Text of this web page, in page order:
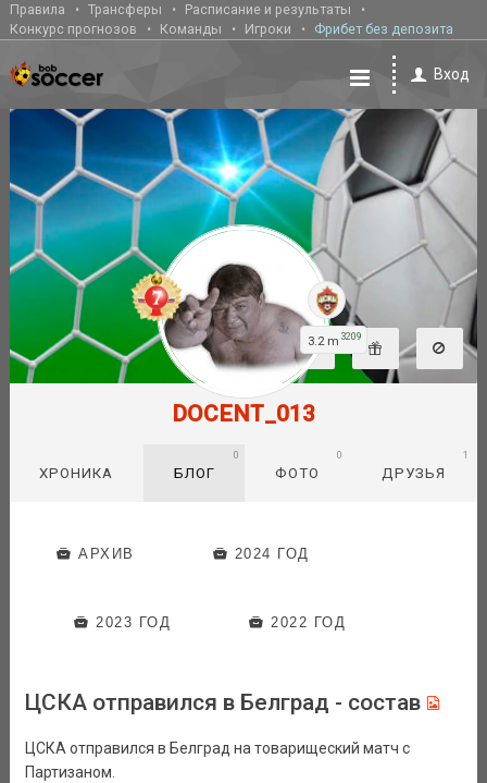
Правила Трансферы
Расписание и результаты
Конкурс прогнозов
Команды Игроки Фрибет без депозита
Вход
3.2 m 3209
DOCENT_013
ХРОНИКА БЛОГ
0
ФОТО
0
ДРУЗЬЯ
1
АРХИВ 2024 ГОД
2023 ГОД 2022 ГОД
ЦСКА отправился в Белград - состав
ЦСКА отправился в Белград на товарищеский матч с
Партизаном.